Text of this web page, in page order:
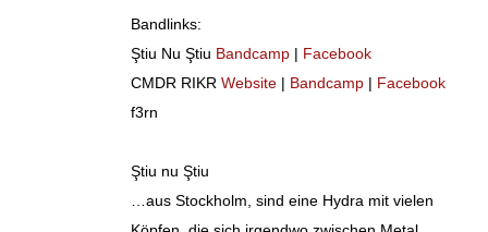
Bandlinks:
Ştiu Nu Ştiu Bandcamp | Facebook
CMDR RIKR Website | Bandcamp | Facebook
f3rn
Ştiu nu Ştiu
…aus Stockholm, sind eine Hydra mit vielen